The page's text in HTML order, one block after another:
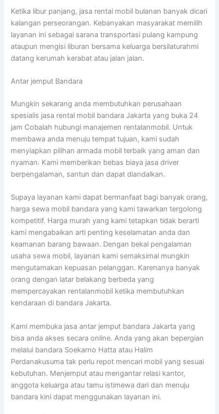
Ketika libur panjang, jasa rental mobil bulanan banyak dicari
kalangan perseorangan. Kebanyakan masyarakat memilih
layanan ini sebagai sarana transportasi pulang kampung
ataupun mengisi liburan bersama keluarga bersilaturahmi
datang kerumah kerabat atau jalan jalan.
Antar jemput Bandara
Mungkin sekarang anda membutuhkan perusahaan
spesialis jasa rental mobil bandara Jakarta yang buka 24
jam Cobalah hubungi manajemen rentalanmobil. Untuk
membawa anda menuju tempat tujuan, kami sudah
menyiapkan pilihan armada mobil terbaik yang aman dan
nyaman. Kami memberikan bebas biaya jasa driver
berpengalaman, santun dan dapat diandalkan.
Supaya layanan kami dapat bermanfaat bagi banyak orang,
harga sewa mobil bandara yang kami tawarkan tergolong
kompetitif. Harga murah yang kami tetapkan tidak berarti
kami mengabaikan arti penting keselamatan anda dan
keamanan barang bawaan. Dengan bekal pengalaman
usaha sewa mobil, layanan kami semaksimal mungkin
mengutamakan kepuasan pelanggan. Karenanya banyak
orang dengan latar belakang berbeda yang
mempercayakan rentalanmobil ketika membutuhkan
kendaraan di bandara Jakarta.
Kami membuka jasa antar jemput bandara Jakarta yang
bisa anda akses secara online. Anda yang akan bepergian
melalui bandara Soekarno Hatta atau Halim
Perdanakusuma tak perlu repot mencari mobil yang sesuai
kebutuhan. Menjemput atau mengantar relasi kantor,
anggota keluarga atau tamu istimewa dari dan menuju
bandara kini dapat menggunakan layanan ini.